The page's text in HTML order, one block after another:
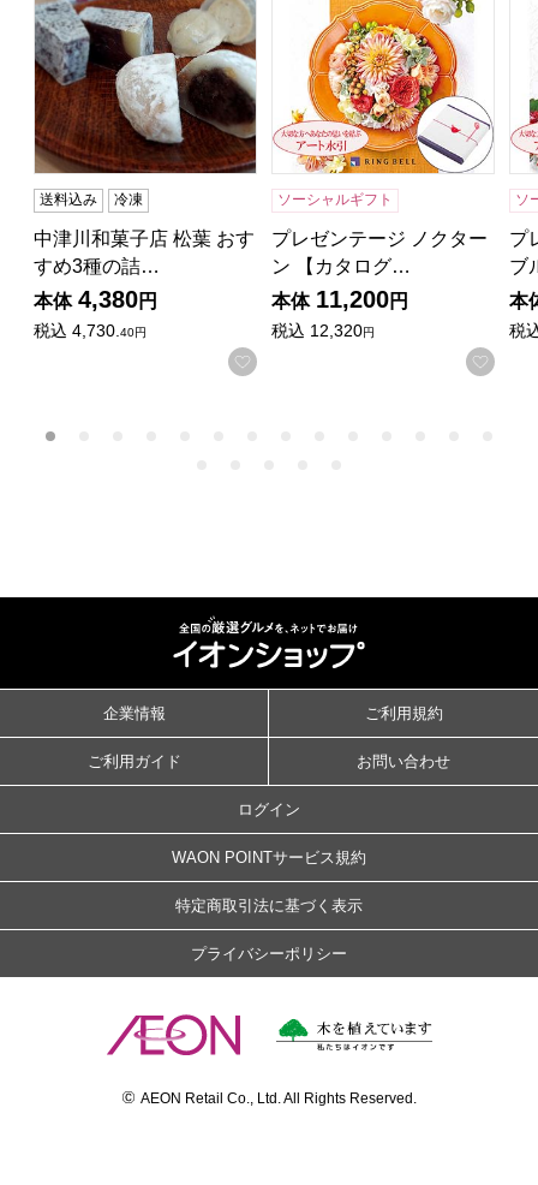
送料込み 冷凍
中津川和菓子店 松葉 おす
すめ3種の詰…
本体 4,380円
税込 4,730.40円
お気に入りに登録する
ソーシャルギフト
プレゼンテージ ノクター
ン 【カタログ…
本体 11,200円
税込 12,320円
お気
ソ
プ
ブ
本
税
企業情報 ご利用規約
ご利用ガイド お問い合わせ
ログイン
WAON POINTサービス規約
特定商取引法に基づく表示
プライバシーポリシー
© AEON Retail Co., Ltd. All Rights Reserved.